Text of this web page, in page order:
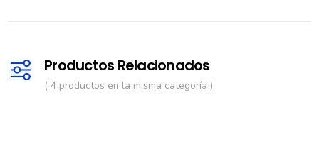
Productos Relacionados
( 4 productos en la misma categoría )